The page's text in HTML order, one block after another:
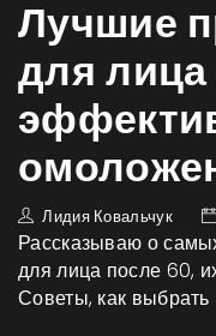
Лучшие
для лица
Лидия Ковальчук
Рассказываю о
для лица после 60,
Советы, как